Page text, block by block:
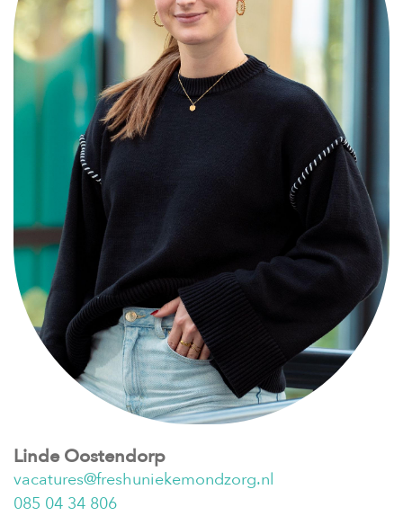
Linde Oostendorp
vacatures@freshuniekemondzorg.nl
085 04 34 806